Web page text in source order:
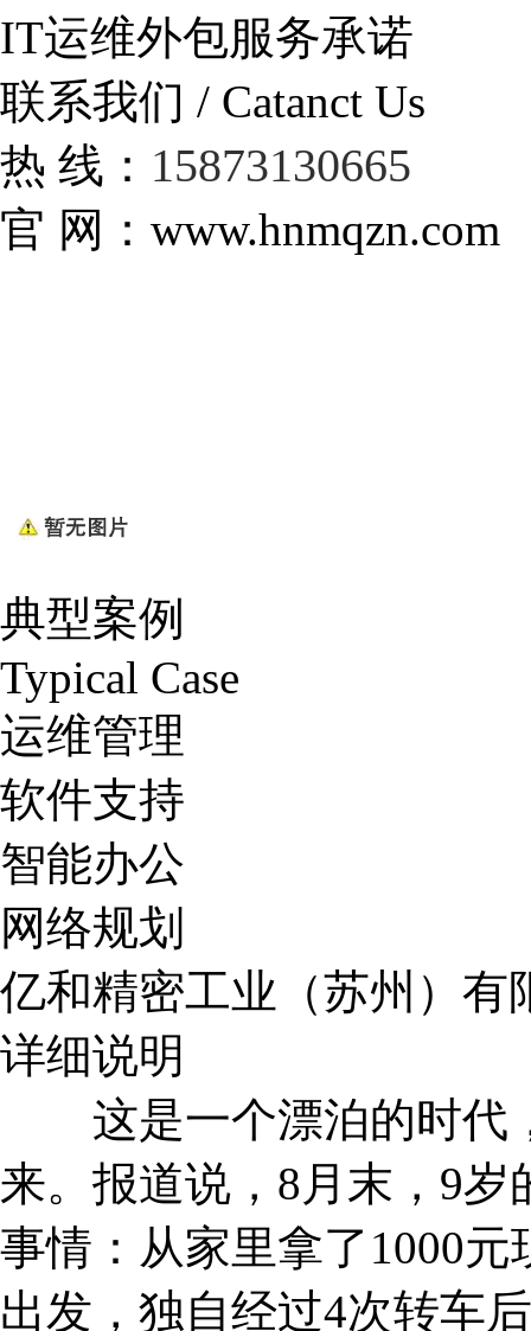
IT运维外包服务承诺
联系我们 / Catanct Us
热 线： 15873130665
官 网：www.hnmqzn.com
典型案例
Typical Case
运维管理
软件支持
智能办公
网络规划
亿和精密工业（苏州）有
详细说明
这是一个漂泊的时代
来。报道说，8月末，9
事情：从家里拿了1000
出发，独自经过4次转车